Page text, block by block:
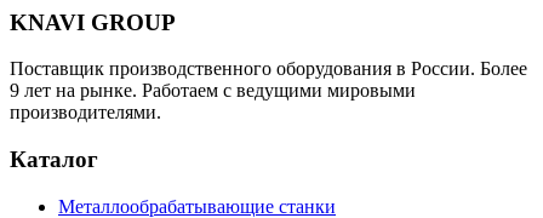
KNAVI GROUP
Поставщик производственного оборудования в России. Более
9 лет на рынке. Работаем с ведущими мировыми
производителями.
Каталог
Металлообрабатывающие станки